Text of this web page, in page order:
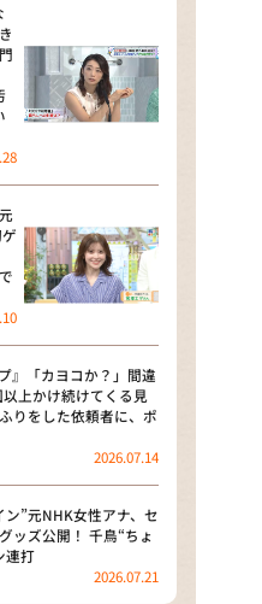
Z塚田×福井アナ
！？」（news お
～きょうの献立 何
なり！シーズン２
旅サラダ
スライブ 正義の
のカタチ～
っしゃい！
家
館
』「カヨコか？」間違
上かけ続けてくる見
りをした依頼者に、ポ
2026.07.14
ン”元NHK女性アナ、セ
ッズ公開！ 千鳥“ちょ
連打
2026.07.21